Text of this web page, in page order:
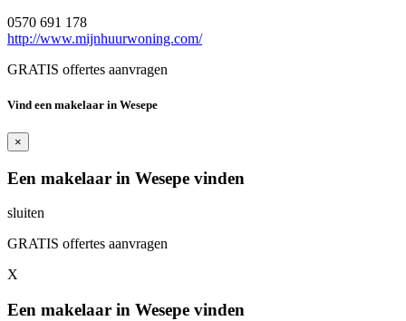
0570 691 178
http://www.mijnhuurwoning.com/
GRATIS offertes aanvragen
Vind een makelaar in Wesepe
×
Een makelaar in Wesepe vinden
sluiten
GRATIS offertes aanvragen
X
Een makelaar in Wesepe vinden